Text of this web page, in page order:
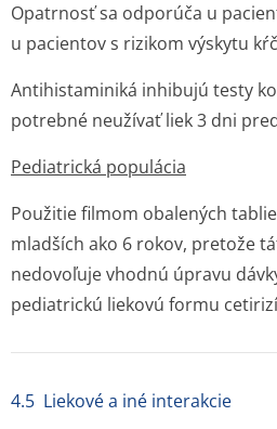
Opatrnosť sa odporúča u
u pacientov s rizikom výskytu
Antihistaminiká inhibujú testy
potrebné neužívať liek 3 dni
Pediatrická populácia
Použitie filmom obalených
mladších ako 6 rokov, pretože
nedovoľuje vhodnú úpravu
pediatrickú liekovú formu
4.5 Liekové a iné interakcie